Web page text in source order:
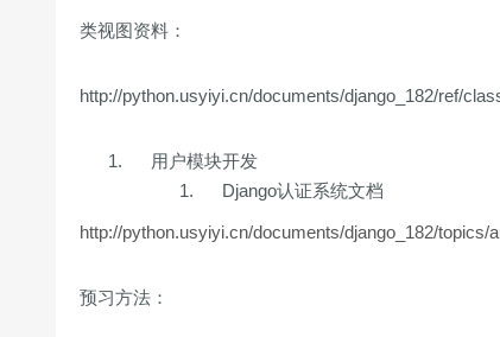
类视图资料：
http://python.usyiyi.cn/documents/django_182/ref/
用户模块开发
Django认证系统文档
http://python.usyiyi.cn/documents/django_182/topics/
预习方法：